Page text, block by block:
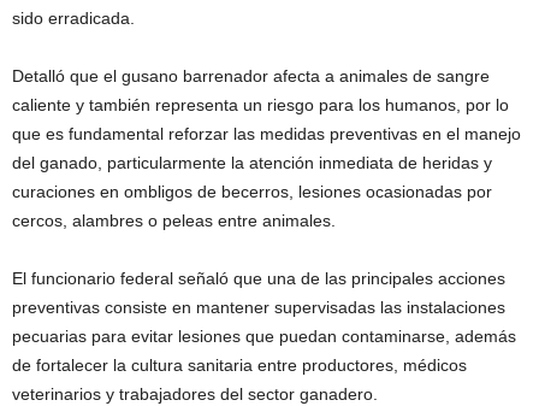
sido erradicada.
Detalló que el gusano barrenador afecta a animales de sangre
caliente y también representa un riesgo para los humanos, por lo
que es fundamental reforzar las medidas preventivas en el manejo
del ganado, particularmente la atención inmediata de heridas y
curaciones en ombligos de becerros, lesiones ocasionadas por
cercos, alambres o peleas entre animales.
El funcionario federal señaló que una de las principales acciones
preventivas consiste en mantener supervisadas las instalaciones
pecuarias para evitar lesiones que puedan contaminarse, además
de fortalecer la cultura sanitaria entre productores, médicos
veterinarios y trabajadores del sector ganadero.